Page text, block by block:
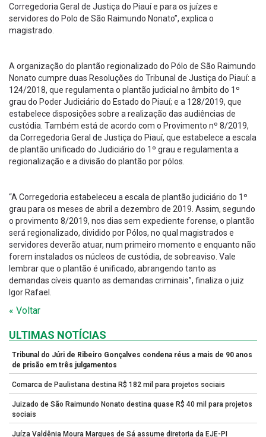
Corregedoria Geral de Justiça do Piauí e para os juízes e
servidores do Polo de São Raimundo Nonato”, explica o
magistrado.
A organização do plantão regionalizado do Pólo de São Raimundo
Nonato cumpre duas Resoluções do Tribunal de Justiça do Piauí: a
124/2018, que regulamenta o plantão judicial no âmbito do 1º
grau do Poder Judiciário do Estado do Piauí; e a 128/2019, que
estabelece disposições sobre a realização das audiências de
custódia. Também está de acordo com o Provimento nº 8/2019,
da Corregedoria Geral de Justiça do Piauí, que estabelece a escala
de plantão unificado do Judiciário do 1º grau e regulamenta a
regionalização e a divisão do plantão por pólos.
“A Corregedoria estabeleceu a escala de plantão judiciário do 1º
grau para os meses de abril a dezembro de 2019. Assim, segundo
o provimento 8/2019, nos dias sem expediente forense, o plantão
será regionalizado, dividido por Pólos, no qual magistrados e
servidores deverão atuar, num primeiro momento e enquanto não
forem instalados os núcleos de custódia, de sobreaviso. Vale
lembrar que o plantão é unificado, abrangendo tanto as
demandas cíveis quanto as demandas criminais”, finaliza o juiz
Igor Rafael.
« Voltar
ULTIMAS NOTÍCIAS
Tribunal do Júri de Ribeiro Gonçalves condena réus a mais de 90 anos
de prisão em três julgamentos
Comarca de Paulistana destina R$ 182 mil para projetos sociais
Juizado de São Raimundo Nonato destina quase R$ 40 mil para projetos
sociais
Juíza Valdênia Moura Marques de Sá assume diretoria da EJE-PI